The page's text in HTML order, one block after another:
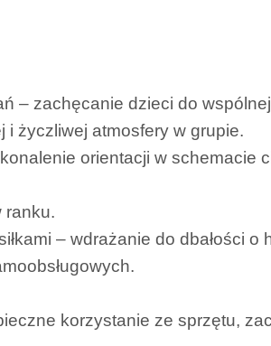
– zachęcanie dzieci do
i życzliwej atmosfery w grupie.
orientacji w schemacie
ranku.
– wdrażanie do dbałości o
korzystanie ze sprzętu,